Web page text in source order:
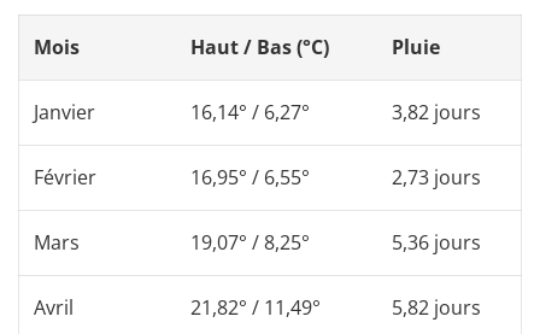
Mois Haut / Bas (°C) Pluie
Janvier 16,14° / 6,27° 3,82 jours
Février 16,95° / 6,55° 2,73 jours
Mars 19,07° / 8,25° 5,36 jours
Avril 21,82° / 11,49° 5,82 jours